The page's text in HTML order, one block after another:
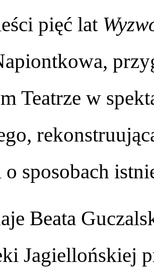
pięć lat
Teatrze w
o sposobach
Beata
Jagiellońskiej